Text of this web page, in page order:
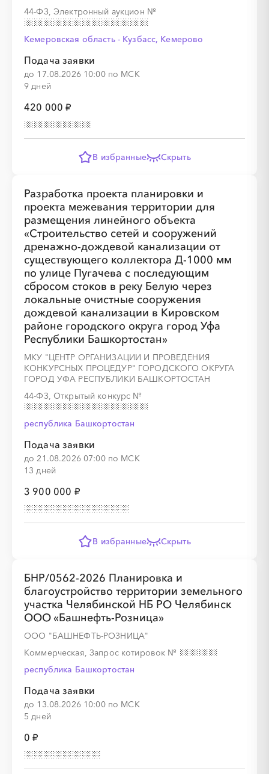
44-ФЗ, Электронный аукцион №
Кемеровская область - Кузбасс, Кемерово
Подача заявки
до 17.08.2026 10:00 по МСК
9 дней
420 000 ₽
В избранные Скрыть
Разработка проекта планировки и
проекта межевания территории для
размещения линейного объекта
«Строительство сетей и сооружений
дренажно-дождевой канализации от
существующего коллектора Д-1000 мм
по улице Пугачева с последующим
сбросом стоков в реку Белую через
локальные очистные сооружения
дождевой канализации в Кировском
районе городского округа город Уфа
Республики Башкортостан»
МКУ "ЦЕНТР ОРГАНИЗАЦИИ И ПРОВЕДЕНИЯ
КОНКУРСНЫХ ПРОЦЕДУР" ГОРОДСКОГО ОКРУГА
ГОРОД УФА РЕСПУБЛИКИ БАШКОРТОСТАН
44-ФЗ, Открытый конкурс №
республика Башкортостан
Подача заявки
до 21.08.2026 07:00 по МСК
13 дней
3 900 000 ₽
В избранные Скрыть
БНР/0562-2026 Планировка и
благоустройство территории земельного
участка Челябинской НБ РО Челябинск
ООО «Башнефть-Розница»
ООО "БАШНЕФТЬ-РОЗНИЦА"
Коммерческая, Запрос котировок №
республика Башкортостан
Подача заявки
до 13.08.2026 10:00 по МСК
5 дней
0 ₽